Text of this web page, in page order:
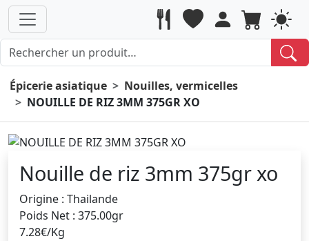
Épicerie asiatique
Nouilles, vermicelles
NOUILLE DE RIZ 3MM 375GR XO
Nouille de riz 3mm 375gr xo
Origine : Thailande
Poids Net : 375.00gr
7.28€/Kg